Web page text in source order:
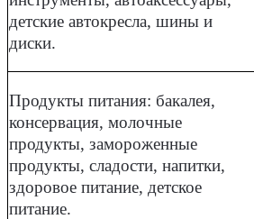
детские автокресла, шины и
диски.
Продукты питания: бакалея,
консервация, молочные
продукты, замороженные
продукты, сладости, напитки,
здоровое питание, детское
питание.